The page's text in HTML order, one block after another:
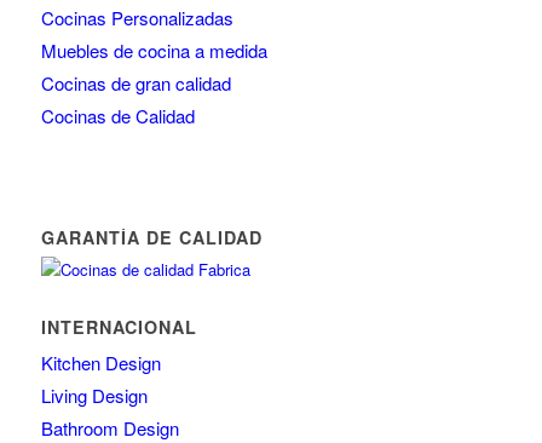
Cocinas Personalizadas
Muebles de cocina a medida
Cocinas de gran calidad
Cocinas de Calidad
GARANTÍA DE CALIDAD
INTERNACIONAL
Kitchen Design
Living Design
Bathroom Design